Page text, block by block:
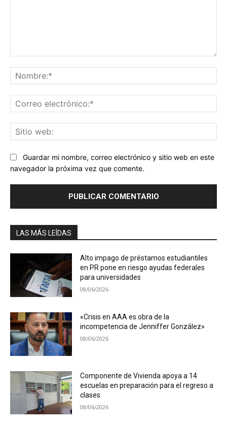
Guardar mi nombre, correo electrónico y sitio web en este
navegador la próxima vez que comente.
LAS MÁS LEÍDAS
Alto impago de préstamos estudiantiles
en PR pone en riesgo ayudas federales
para universidades
08/06/2026
«Crisis en AAA es obra de la
incompetencia de Jenniffer González»
08/06/2026
Componente de Vivienda apoya a 14
escuelas en preparación para el regreso a
clases
08/06/2026